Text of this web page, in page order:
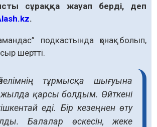
сұраққа жауап берді, деп
.
подкастында қонақ болып,
шертті.
тұрмысқа шығуына
қарсы болдым. Өйткені
еді. Бір кезеңнен өту
Балалар өскесін, жеке